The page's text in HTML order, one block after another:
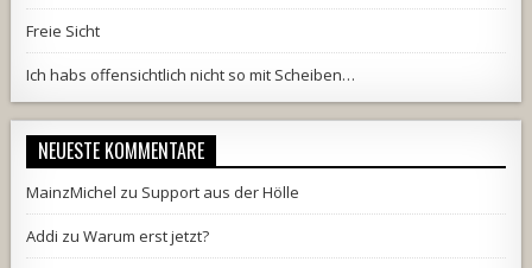
Freie Sicht
Ich habs offensichtlich nicht so mit Scheiben…
NEUESTE KOMMENTARE
MainzMichel zu Support aus der Hölle
Addi zuWarum erst jetzt?